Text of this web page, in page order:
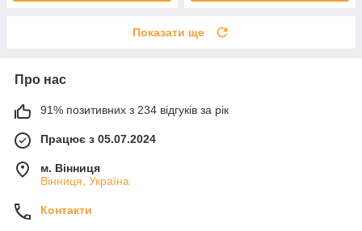
Показати ще
Про нас
91% позитивних з 234 відгуків за рік
Працює з 05.07.2024
м. Вінниця
Вінниця, Україна
Контакти